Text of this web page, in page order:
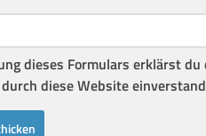
dieses Formulars erklärst
diese Website